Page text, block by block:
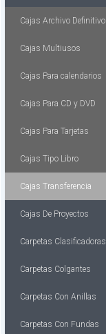
Cajas Archivo Definitivo
Cajas Multiusos
Cajas Para calendarios
Cajas Para CD y DVD
Cajas Para Tarjetas
Cajas Tipo Libro
Cajas Transferencia
Cajas De Proyectos
Carpetas Clasificadoras
Carpetas Colgantes
Carpetas Con Anillas
Carpetas Con Fundas